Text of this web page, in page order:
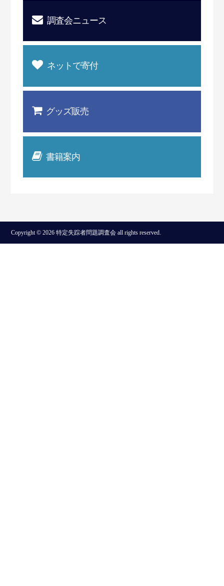
調査会ニュース
ネットで寄付
グッズ販売
書籍案内
Copyright © 2026 特定失踪者問題調査会 all rights reserved.